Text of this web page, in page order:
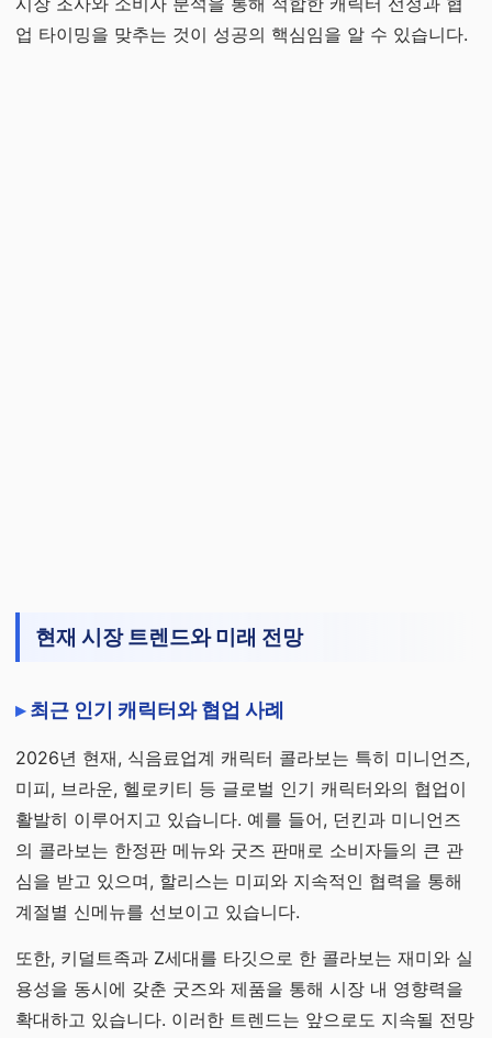
업 타이밍을 맞추는 것이 성공의 핵심임을 알 수 있습니다.
현재 시장 트렌드와 미래 전망
최근 인기 캐릭터와 협업 사례
2026년 현재, 식음료업계 캐릭터 콜라보는 특히 미니언즈,
미피, 브라운, 헬로키티 등 글로벌 인기 캐릭터와의 협업이
활발히 이루어지고 있습니다. 예를 들어, 던킨과 미니언즈
의 콜라보는 한정판 메뉴와 굿즈 판매로 소비자들의 큰 관
심을 받고 있으며, 할리스는 미피와 지속적인 협력을 통해
계절별 신메뉴를 선보이고 있습니다.
또한, 키덜트족과 Z세대를 타깃으로 한 콜라보는 재미와 실
용성을 동시에 갖춘 굿즈와 제품을 통해 시장 내 영향력을
확대하고 있습니다. 이러한 트렌드는 앞으로도 지속될 전망